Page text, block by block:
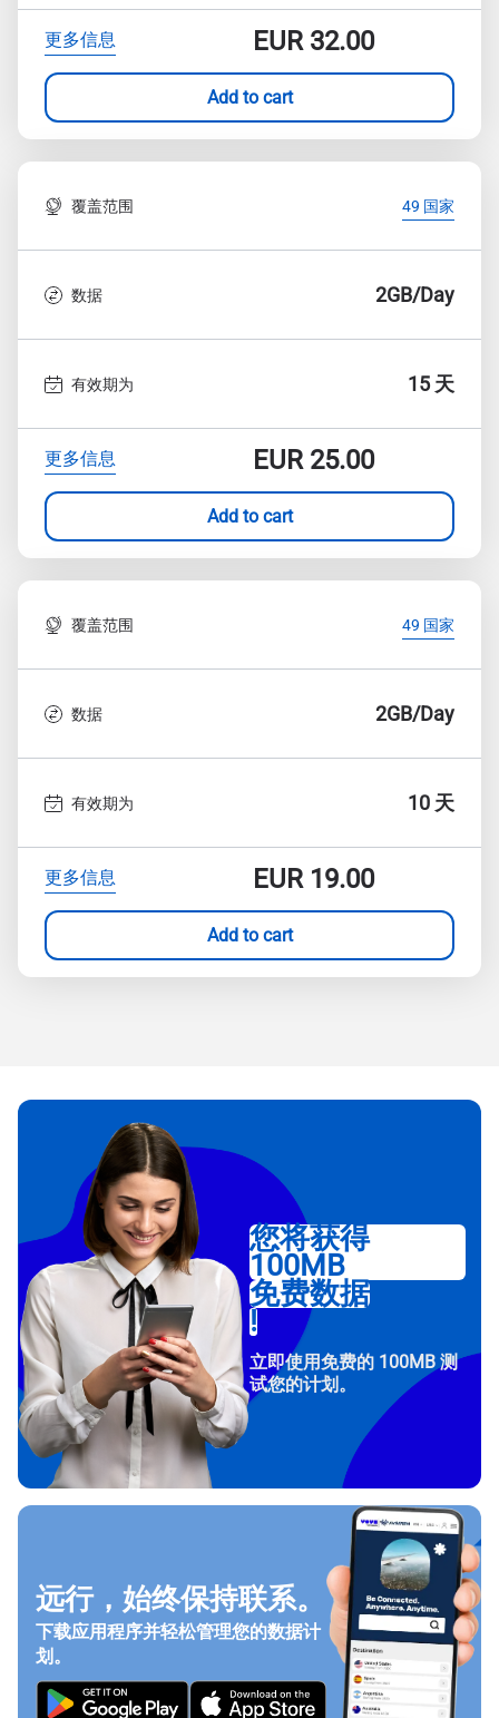
更多信息 EUR32.00
Add to cart
覆盖范围 49 国家
数据 2GB/Day
有效期为 15 天
更多信息 EUR25.00
Add to cart
覆盖范围 49 国家
数据 2GB/Day
有效期为 10 天
更多信息 EUR19.00
Add to cart
您将获得
100MB
免费数据
!
立即使用免费的 100MB 测
试您的计划。
远行，始终保持联系。
下载应用程序并轻松管理您的数据计
划。